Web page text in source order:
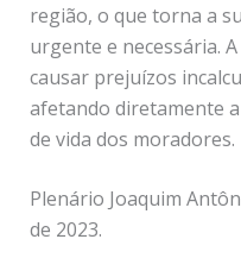
região, o que torna a
urgente e necessária.
causar prejuízos
afetando diretamente
de vida dos moradores.
Plenário Joaquim
de 2023.